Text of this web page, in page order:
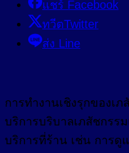
แชร์ Facebook
ทวีตTwitter
ส่ง Line
การทำงานเชิงรุกของเ
บริการบริบาลเภสัชกรร
บริการที่ร้าน เช่น การ